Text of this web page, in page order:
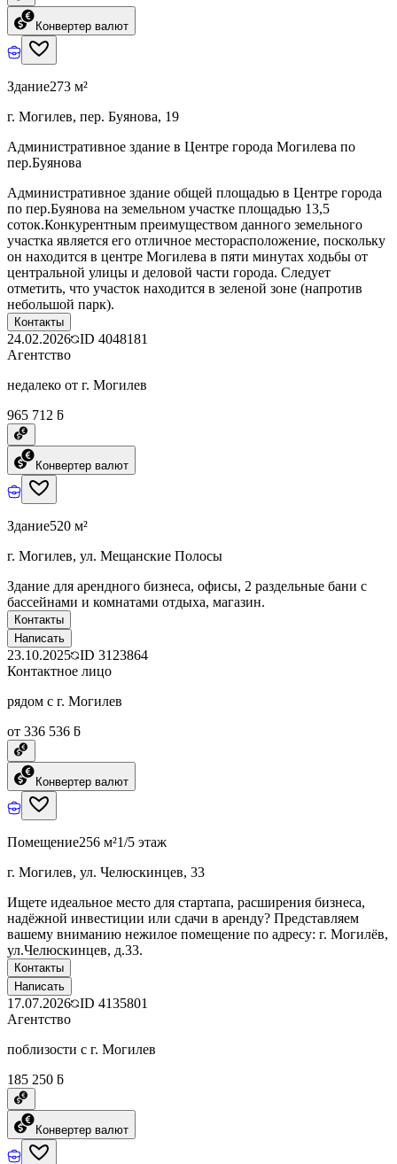
Конвертер валют
Здание273 м²
г. Могилев, пер. Буянова, 19
Административное здание в Центре города Могилева по
пер.Буянова
Административное здание общей площадью в Центре города
по пер.Буянова на земельном участке площадью 13,5
соток.Конкурентным преимуществом данного земельного
участка является его отличное месторасположение, поскольку
он находится в центре Могилева в пяти минутах ходьбы от
центральной улицы и деловой части города. Следует
отметить, что участок находится в зеленой зоне (напротив
небольшой парк).
Контакты
24.02.2026 ID 4048181
Агентство
недалеко от г. Могилев
965 712 ƃ
Конвертер валют
Здание520 м²
г. Могилев, ул. Мещанские Полосы
Здание для арендного бизнеса, офисы, 2 раздельные бани с
бассейнами и комнатами отдыха, магазин.
Контакты
Написать
23.10.2025 ID 3123864
Контактное лицо
рядом с г. Могилев
от 336 536 ƃ
Конвертер валют
Помещение256 м²1/5 этаж
г. Могилев, ул. Челюскинцев, 33
Ищете идеальное место для стартапа, расширения бизнеса,
надёжной инвестиции или сдачи в аренду? Представляем
вашему вниманию нежилое помещение по адресу: г. Могилёв,
ул.Челюскинцев, д.33.
Контакты
Написать
17.07.2026 ID 4135801
Агентство
поблизости с г. Могилев
185 250 ƃ
Конвертер валют